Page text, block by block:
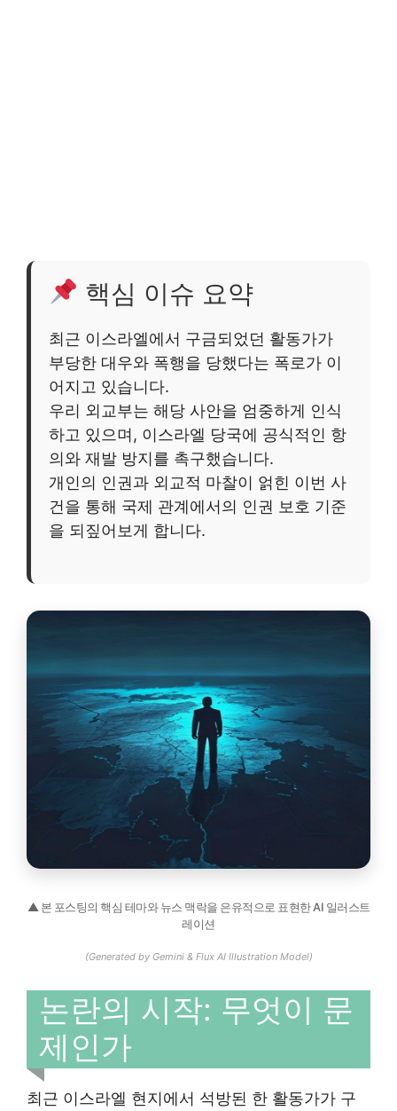
핵심 이슈 요약
최근 이스라엘에서 구금되었던 활동가가
부당한 대우와 폭행을 당했다는 폭로가 이
어지고 있습니다.
우리 외교부는 해당 사안을 엄중하게 인식
하고 있으며, 이스라엘 당국에 공식적인 항
의와 재발 방지를 촉구했습니다.
개인의 인권과 외교적 마찰이 얽힌 이번 사
건을 통해 국제 관계에서의 인권 보호 기준
을 되짚어보게 합니다.
▲ 본 포스팅의 핵심 테마와 뉴스 맥락을 은유적으로 표현한 AI 일러스트
레이션
(Generated by Gemini & Flux AI Illustration Model)
논란의 시작: 무엇이 문
제인가
최근 이스라엘 현지에서 석방된 한 활동가가 구